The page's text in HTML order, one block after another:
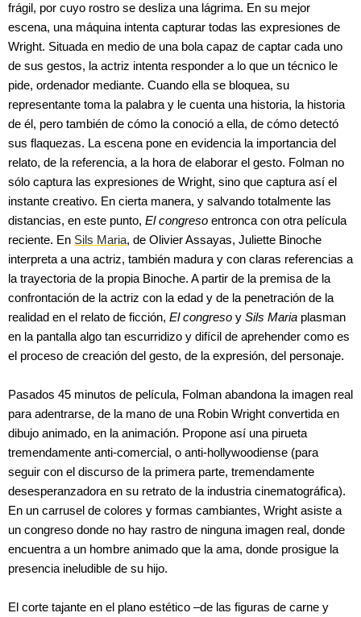
frágil, por cuyo rostro se desliza una lágrima. En su mejor
escena, una máquina intenta capturar todas las expresiones de
Wright. Situada en medio de una bola capaz de captar cada uno
de sus gestos, la actriz intenta responder a lo que un técnico le
pide, ordenador mediante. Cuando ella se bloquea, su
representante toma la palabra y le cuenta una historia, la historia
de él, pero también de cómo la conoció a ella, de cómo detectó
sus flaquezas. La escena pone en evidencia la importancia del
relato, de la referencia, a la hora de elaborar el gesto. Folman no
sólo captura las expresiones de Wright, sino que captura así el
instante creativo. En cierta manera, y salvando totalmente las
distancias, en este punto, El congreso entronca con otra película
reciente. En Sils Maria, de Olivier Assayas, Juliette Binoche
interpreta a una actriz, también madura y con claras referencias a
la trayectoria de la propia Binoche. A partir de la premisa de la
confrontación de la actriz con la edad y de la penetración de la
realidad en el relato de ficción, El congreso y Sils Maria plasman
en la pantalla algo tan escurridizo y difícil de aprehender como es
el proceso de creación del gesto, de la expresión, del personaje.
Pasados 45 minutos de película, Folman abandona la imagen real
para adentrarse, de la mano de una Robin Wright convertida en
dibujo animado, en la animación. Propone así una pirueta
tremendamente anti-comercial, o anti-hollywoodiense (para
seguir con el discurso de la primera parte, tremendamente
desesperanzadora en su retrato de la industria cinematográfica).
En un carrusel de colores y formas cambiantes, Wright asiste a
un congreso donde no hay rastro de ninguna imagen real, donde
encuentra a un hombre animado que la ama, donde prosigue la
presencia ineludible de su hijo.
El corte tajante en el plano estético –de las figuras de carne y